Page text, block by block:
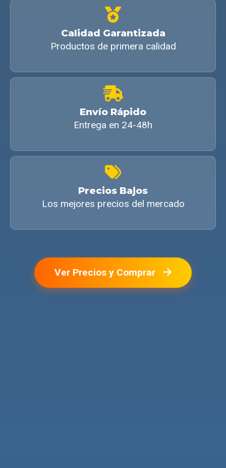
Calidad Garantizada
Productos de primera calidad
Envío Rápido
Entrega en 24-48h
Precios Bajos
Los mejores precios del mercado
Ver Precios y Comprar